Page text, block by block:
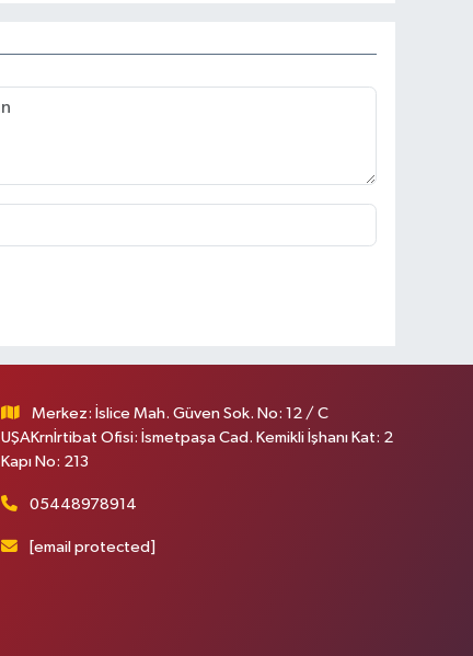
Merkez: İslice Mah. Güven Sok. No: 12 / C
UŞAKrnİrtibat Ofisi: İsmetpaşa Cad. Kemikli İşhanı Kat: 2
Kapı No: 213
05448978914
[email protected]